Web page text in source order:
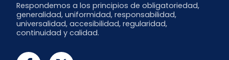
Respondemos a los principios de obligatoriedad,
generalidad, uniformidad, responsabilidad,
universalidad, accesibilidad, regularidad,
continuidad y calidad.